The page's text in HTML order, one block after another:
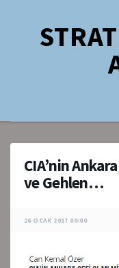
CIA’nin
ve Gehlen…
26 OCAK 2017 00:00